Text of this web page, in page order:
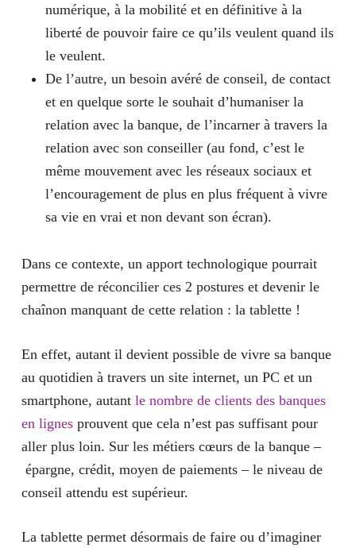
numérique, à la mobilité et en définitive à la
liberté de pouvoir faire ce qu’ils veulent quand ils
le veulent.
De l’autre, un besoin avéré de conseil, de contact
et en quelque sorte le souhait d’humaniser la
relation avec la banque, de l’incarner à travers la
relation avec son conseiller (au fond, c’est le
même mouvement avec les réseaux sociaux et
l’encouragement de plus en plus fréquent à vivre
sa vie en vrai et non devant son écran).
Dans ce contexte, un apport technologique pourrait
permettre de réconcilier ces 2 postures et devenir le
chaînon manquant de cette relation : la tablette !
En effet, autant il devient possible de vivre sa banque
au quotidien à travers un site internet, un PC et un
smartphone, autant le nombre de clients des banques
en lignesprouvent que cela n’est pas suffisant pour
aller plus loin. Sur les métiers cœurs de la banque –
épargne, crédit, moyen de paiements – le niveau de
conseil attendu est supérieur.
La tablette permet désormais de faire ou d’imaginer